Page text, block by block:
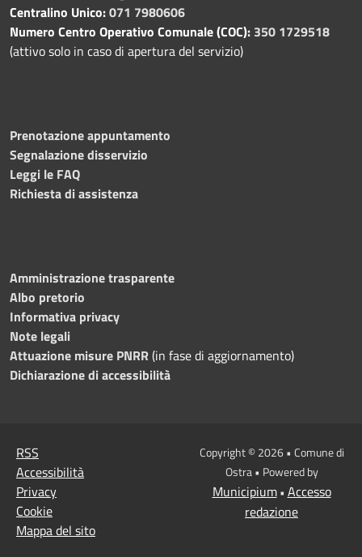
Centralino Unico:071 7980606
Numero Centro Operativo Comunale (COC): 350 1729518
(attivo solo in caso di apertura del servizio)
Prenotazione appuntamento
Segnalazione disservizio
Leggi le FAQ
Richiesta di assistenza
Amministrazione trasparente
Albo pretorio
Informativa privacy
Note legali
Attuazione misure PNRR(in fase di aggiornamento)
Dichiarazione di accessibilità
RSS
Accessibilità
Privacy
Cookie
Mappa del sito
Copyright © 2026 • Comune di
Ostra • Powered by
Municipium• Accesso
redazione